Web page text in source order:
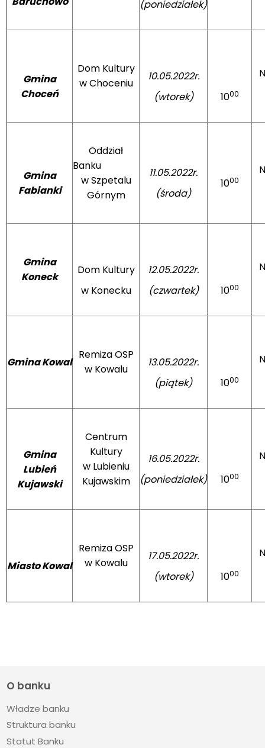
(poniedziałek)
Gmina
Choceń
Dom Kultury
w Choceniu
10.05.2022r.
(wtorek)
1000
Gmina
Fabianki
Oddział
Banku
w Szpetalu
Górnym
11.05.2022r.
(środa)
1000
Gmina
Koneck
Dom Kultury
w Konecku
12.05.2022r.
(czwartek)
1000
Gmina Kowal
Remiza OSP
w Kowalu
13.05.2022r.
(piątek)
1000
Gmina
Lubień
Kujawski
Centrum
Kultury
w Lubieniu
Kujawskim
16.05.2022r.
(poniedziałek)
1000
Miasto Kowal
Remiza OSP
w Kowalu
17.05.2022r.
(wtorek)
1000
O banku
Władze banku
Struktura banku
Statut Banku